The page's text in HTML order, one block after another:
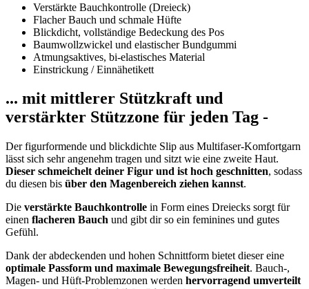
Verstärkte Bauchkontrolle (Dreieck)
Flacher Bauch und schmale Hüfte
Blickdicht, vollständige Bedeckung des Pos
Baumwollzwickel und elastischer Bundgummi
Atmungsaktives, bi-elastisches Material
Einstrickung / Einnähetikett
... mit mittlerer Stützkraft und
verstärkter Stützzone für jeden Tag -
Der figurformende und blickdichte Slip aus Multifaser-Komfortgarn
lässt sich sehr angenehm tragen und sitzt wie eine zweite Haut.
Dieser schmeichelt deiner Figur und ist hoch geschnitten, sodass
du diesen bis über den Magenbereich ziehen kannst.
Die verstärkte Bauchkontrolle in Form eines Dreiecks sorgt für
einen flacheren Bauch und gibt dir so ein feminines und gutes
Gefühl.
Dank der abdeckenden und hohen Schnittform bietet dieser eine
optimale Passform und maximale Bewegungsfreiheit. Bauch-,
Magen- und Hüft-Problemzonen werden hervorragend umverteilt